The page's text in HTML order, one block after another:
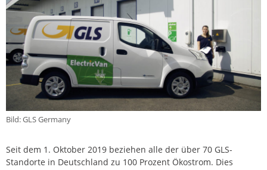
Bild: GLS Germany
Seit dem 1. Oktober 2019 beziehen alle der über 70 GLS-
Standorte in Deutschland zu 100 Prozent Ökostrom. Dies